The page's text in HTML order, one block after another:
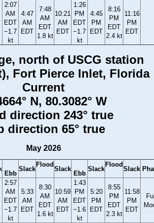
2:07
AM
EDT
−1.7
kt
4:47
AM
EDT
7:48
AM
EDT
1.8 kt
10:21
AM
EDT
1:26
PM
EDT
−1.7
kt
4:45
PM
EDT
8:16
PM
EDT
2.4 kt
11:16
PM
EDT
north of USCG station
Fort Pierce Inlet, Florida
Current
N, 80.3082° W
direction 243° true
direction 65° true
May 2026
Ebb
Slack
Flood
Slack
Ebb
Slack
Flood
Slack
2:57
AM
EDT
−1.7
kt
5:33
AM
EDT
8:30
AM
EDT
1.6 kt
10:59
AM
EDT
1:43
PM
EDT
−1.6
kt
5:20
PM
EDT
8:55
PM
EDT
2.3 kt
11:58
PM
EDT